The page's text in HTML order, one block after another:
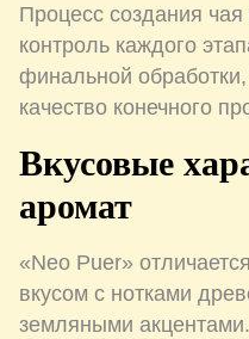
Процесс создания
контроль каждого
финальной обработки,
качество конечного
Вкусовые
аромат
«Neo Puer»
вкусом с нотками
земляными